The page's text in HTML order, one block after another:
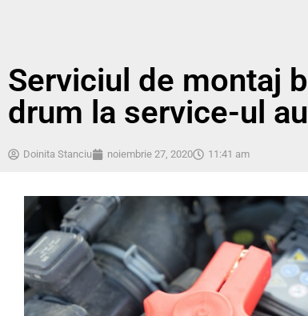
Serviciul de montaj
drum la service-ul
Doinita Stanciu noiembrie 27, 2020 11:41 am